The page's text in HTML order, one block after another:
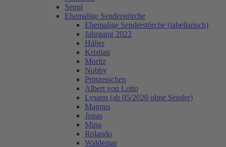
Seppl
Ehemalige Senderstörche
Ehemalige Senderstörche (tabellarisch)
Jahrgang 2022
Håljer
Kristian
Moritz
Nobby
Prinzesschen
Albert von Lotto
Lysann (ab 05/2020 ohne Sender)
Magnus
Jonas
Mina
Rolando
Waldemar